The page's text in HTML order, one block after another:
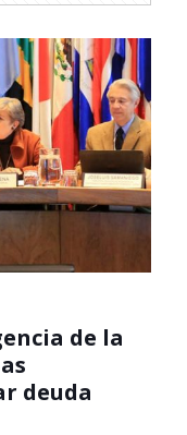
de la
deuda